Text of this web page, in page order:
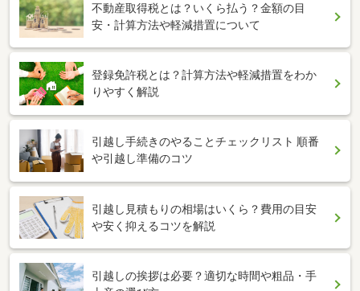
不動産取得税とは？いくら払う？金額の目
安・計算方法や軽減措置について
登録免許税とは？計算方法や軽減措置をわか
りやすく解説
引越し手続きのやることチェックリスト 順番
や引越し準備のコツ
引越し見積もりの相場はいくら？費用の目安
や安く抑えるコツを解説
引越しの挨拶は必要？適切な時間や粗品・手